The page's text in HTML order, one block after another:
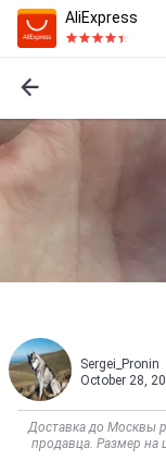
AliExpress
Sergei_Pronin
October 28,
Доставка до Москвы
продавца. Размер на